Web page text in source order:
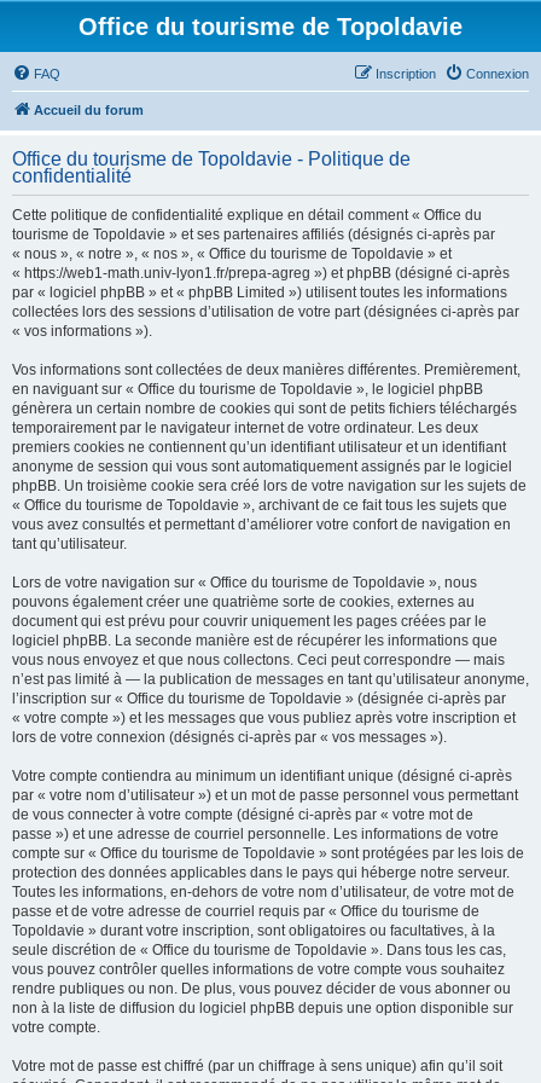
Office du tourisme de Topoldavie
FAQ Connexion
Inscription
Accueil du forum
Office du tourisme de Topoldavie - Politique de
confidentialité
Cette politique de confidentialité explique en détail comment « Office du
tourisme de Topoldavie » et ses partenaires affiliés (désignés ci-après par
« nous », « notre », « nos », « Office du tourisme de Topoldavie » et
« https://web1-math.univ-lyon1.fr/prepa-agreg ») et phpBB (désigné ci-après
par « logiciel phpBB » et « phpBB Limited ») utilisent toutes les informations
collectées lors des sessions d’utilisation de votre part (désignées ci-après par
« vos informations »).
Vos informations sont collectées de deux manières différentes. Premièrement,
en naviguant sur « Office du tourisme de Topoldavie », le logiciel phpBB
génèrera un certain nombre de cookies qui sont de petits fichiers téléchargés
temporairement par le navigateur internet de votre ordinateur. Les deux
premiers cookies ne contiennent qu’un identifiant utilisateur et un identifiant
anonyme de session qui vous sont automatiquement assignés par le logiciel
phpBB. Un troisième cookie sera créé lors de votre navigation sur les sujets de
« Office du tourisme de Topoldavie », archivant de ce fait tous les sujets que
vous avez consultés et permettant d’améliorer votre confort de navigation en
tant qu’utilisateur.
Lors de votre navigation sur « Office du tourisme de Topoldavie », nous
pouvons également créer une quatrième sorte de cookies, externes au
document qui est prévu pour couvrir uniquement les pages créées par le
logiciel phpBB. La seconde manière est de récupérer les informations que
vous nous envoyez et que nous collectons. Ceci peut correspondre — mais
n’est pas limité à — la publication de messages en tant qu’utilisateur anonyme,
l’inscription sur « Office du tourisme de Topoldavie » (désignée ci-après par
« votre compte ») et les messages que vous publiez après votre inscription et
lors de votre connexion (désignés ci-après par « vos messages »).
Votre compte contiendra au minimum un identifiant unique (désigné ci-après
par « votre nom d’utilisateur ») et un mot de passe personnel vous permettant
de vous connecter à votre compte (désigné ci-après par « votre mot de
passe ») et une adresse de courriel personnelle. Les informations de votre
compte sur « Office du tourisme de Topoldavie » sont protégées par les lois de
protection des données applicables dans le pays qui héberge notre serveur.
Toutes les informations, en-dehors de votre nom d’utilisateur, de votre mot de
passe et de votre adresse de courriel requis par « Office du tourisme de
Topoldavie » durant votre inscription, sont obligatoires ou facultatives, à la
seule discrétion de « Office du tourisme de Topoldavie ». Dans tous les cas,
vous pouvez contrôler quelles informations de votre compte vous souhaitez
rendre publiques ou non. De plus, vous pouvez décider de vous abonner ou
non à la liste de diffusion du logiciel phpBB depuis une option disponible sur
votre compte.
Votre mot de passe est chiffré (par un chiffrage à sens unique) afin qu’il soit